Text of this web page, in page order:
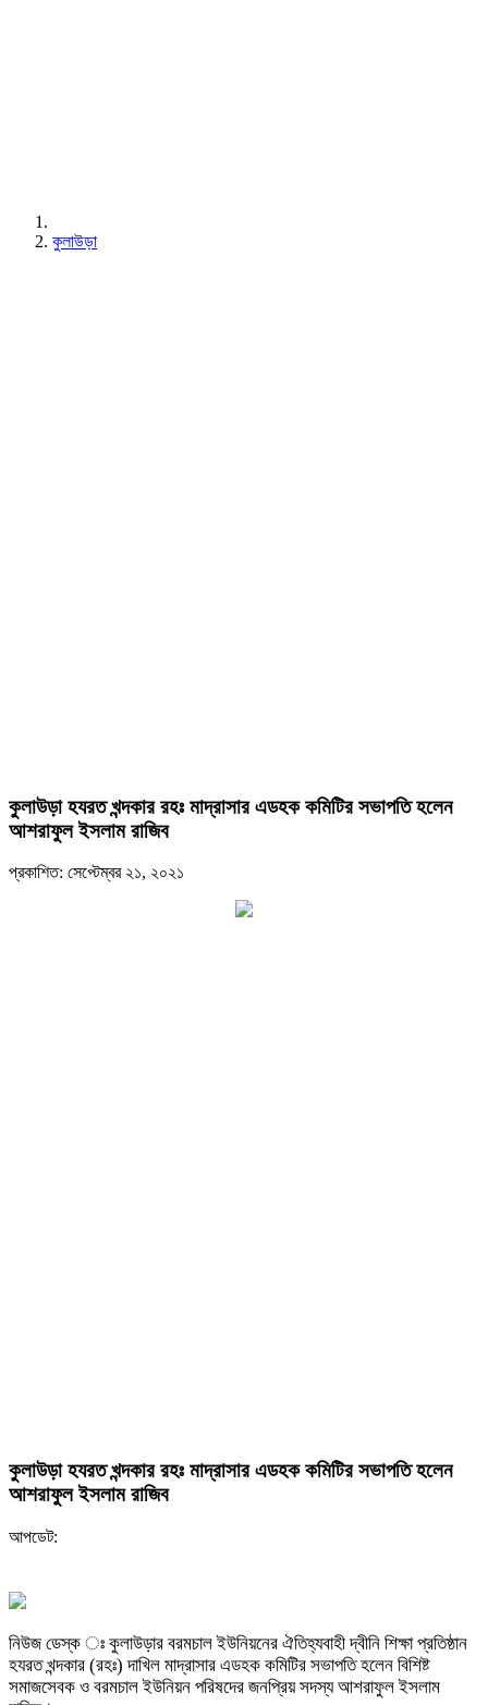
কুলাউড়া
কুলাউড়া হযরত খন্দকার রহঃ মাদ্রাসার এডহক কমিটির সভাপতি হলেন
আশরাফুল ইসলাম রাজিব
প্রকাশিত: সেপ্টেম্বর ২১, ২০২১
কুলাউড়া হযরত খন্দকার রহঃ মাদ্রাসার এডহক কমিটির সভাপতি হলেন
আশরাফুল ইসলাম রাজিব
আপডেট:
নিউজ ডেস্ক ঃ কুলাউড়ার বরমচাল ইউনিয়নের ঐতিহ্যবাহী দ্বীনি শিক্ষা প্রতিষ্ঠান
হযরত খন্দকার (রহঃ) দাখিল মাদ্রাসার এডহক কমিটির সভাপতি হলেন বিশিষ্ট
সমাজসেবক ও বরমচাল ইউনিয়ন পরিষদের জনপ্রিয় সদস্য আশরাফুল ইসলাম